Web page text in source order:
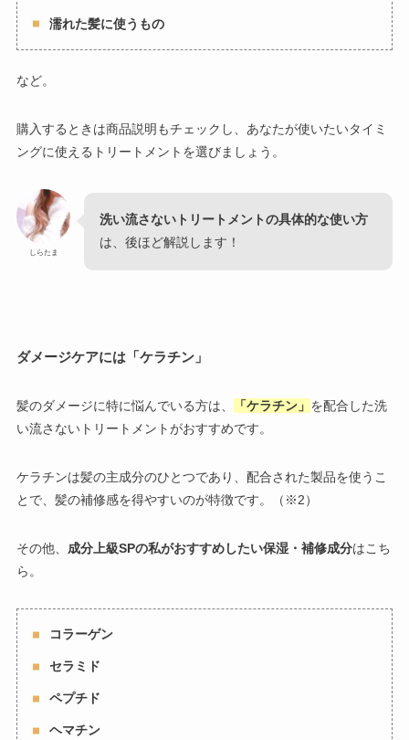
濡れた髪に使うもの
など。
購入するときは商品説明もチェックし、あなたが使いたいタイミ
ングに使えるトリートメントを選びましょう。
しらたま
洗い流さないトリートメントの具体的な使い方
は、後ほど解説します！
ダメージケアには「ケラチン」
髪のダメージに特に悩んでいる方は、 「ケラチン」 を配合した洗
い流さないトリートメントがおすすめです。
ケラチンは髪の主成分のひとつであり、配合された製品を使うこ
とで、髪の補修感を得やすいのが特徴です。（※2）
その他、 成分上級SPの私がおすすめしたい保湿・補修成分はこち
ら。
コラーゲン
セラミド
ペプチド
ヘマチン